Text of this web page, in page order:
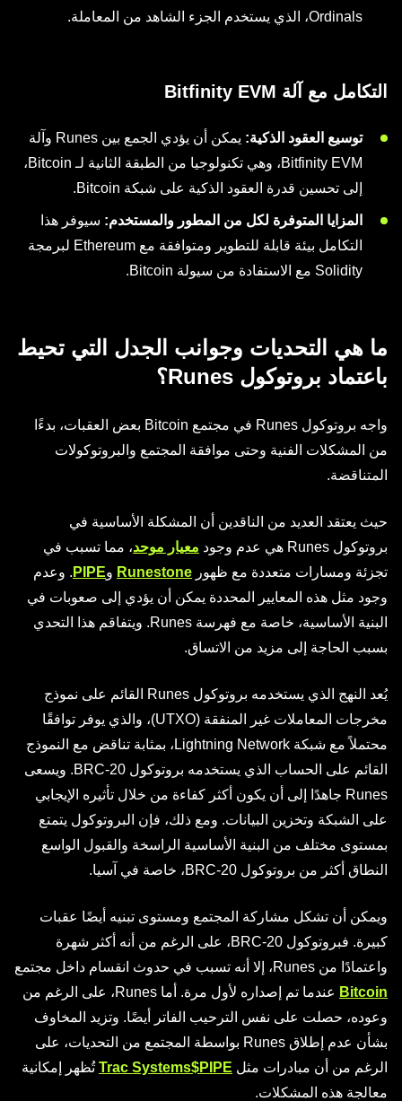
Ordinals، الذي يستخدم الجزء الشاهد من المعاملة.
التكامل مع آلة Bitfinity EVM
توسيع العقود الذكية:
يمكن أن يؤدي الجمع بين Runes وآلة
Bitfinity EVM، وهي تكنولوجيا من الطبقة الثانية لـ Bitcoin،
إلى تحسين قدرة العقود الذكية على شبكة Bitcoin.
المزايا المتوفرة لكل من المطور والمستخدم: سيوفر هذا
التكامل بيئة قابلة للتطوير ومتوافقة مع Ethereum لبرمجة
Solidity مع الاستفادة من سيولة Bitcoin.
ما هي التحديات وجوانب الجدل التي تحيط
باعتماد بروتوكول Runes؟
واجه بروتوكول Runes في مجتمع Bitcoin بعض العقبات، بدءًا
من المشكلات الفنية وحتى موافقة المجتمع والبروتوكولات
المتناقضة.
حيث يعتقد العديد من الناقدين أن المشكلة الأساسية في
بروتوكول Runes هي عدم وجود
معيار موحد، مما تسبب في
تجزئة ومسارات متعددة مع ظهور Runestone وPIPE . وعدم
وجود مثل هذه المعايير المحددة يمكن أن يؤدي إلى صعوبات في
البنية الأساسية، خاصة مع فهرسة Runes. ويتفاقم هذا التحدي
بسبب الحاجة إلى مزيد من الاتساق.
يُعد النهج الذي يستخدمه بروتوكول Runes القائم على نموذج
مخرجات المعاملات غير المنفقة (UTXO)، والذي يوفر توافقًا
محتملاً مع شبكة Lightning Network، بمثابة تناقض مع النموذج
القائم على الحساب الذي يستخدمه بروتوكول BRC-20. ويسعى
Runes جاهدًا إلى أن يكون أكثر كفاءة من خلال تأثيره الإيجابي
على الشبكة وتخزين البيانات. ومع ذلك، فإن البروتوكول يتمتع
بمستوى مختلف من البنية الأساسية الراسخة والقبول الواسع
النطاق أكثر من بروتوكول BRC-20، خاصة في آسيا.
ويمكن أن تشكل مشاركة المجتمع ومستوى تبنيه أيضًا عقبات
كبيرة. فبروتوكول BRC-20، على الرغم من أنه أكثر شهرة
واعتمادًا من Runes، إلا أنه تسبب في حدوث انقسام داخل مجتمع
Bitcoin
عندما تم إصداره لأول مرة. أما Runes، على الرغم من
وعوده، حصلت على نفس الترحيب الفاتر أيضًا. وتزيد المخاوف
بشأن عدم إطلاق Runes بواسطة المجتمع من التحديات، على
الرغم من أن مبادرات مثل
Trac Systems$PIPE
تُظهر إمكانية
معالجة هذه المشكلات.